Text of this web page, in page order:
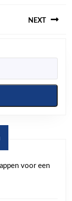
NEXT
voor een